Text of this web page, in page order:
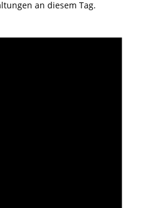
an diesem Tag.